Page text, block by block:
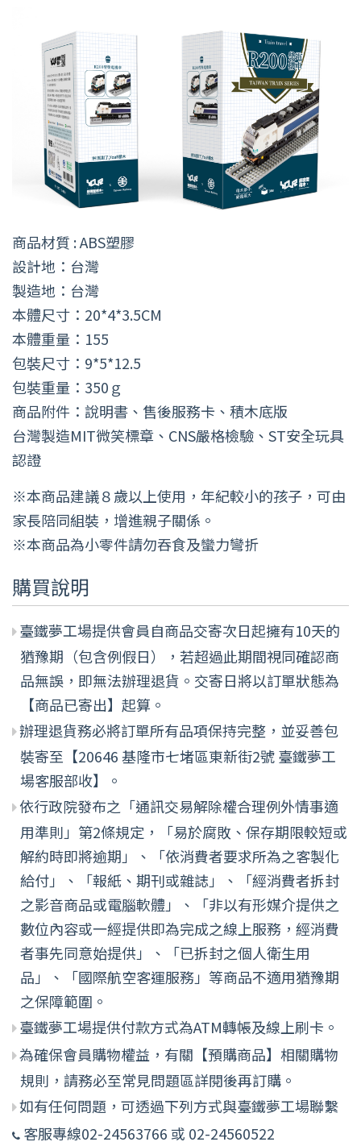
商品材質 : ABS塑膠
設計地：台灣
製造地：台灣
本體尺寸：20*4*3.5CM
本體重量：155
包裝尺寸：9*5*12.5
包裝重量：350ｇ
商品附件：說明書、售後服務卡、積木底版
台灣製造MIT微笑標章、CNS嚴格檢驗、ST安全玩具
認證
※本商品建議８歲以上使用，年紀較小的孩子，可由
家長陪同組裝，增進親子關係。
※本商品為小零件請勿吞食及蠻力彎折
購買說明
臺鐵夢工場提供會員自商品交寄次日起擁有10天的
猶豫期（包含例假日），若超過此期間視同確認商
品無誤，即無法辦理退貨。交寄日將以訂單狀態為
【商品已寄出】起算。
辦理退貨務必將訂單所有品項保持完整，並妥善包
裝寄至【20646 基隆市七堵區東新街2號 臺鐵夢工
場客服部收】。
依行政院發布之「通訊交易解除權合理例外情事適
用準則」第2條規定，「易於腐敗、保存期限較短或
解約時即將逾期」、「依消費者要求所為之客製化
給付」、「報紙、期刊或雜誌」、「經消費者拆封
之影音商品或電腦軟體」、「非以有形媒介提供之
數位內容或一經提供即為完成之線上服務，經消費
者事先同意始提供」、「已拆封之個人衛生用
品」、「國際航空客運服務」等商品不適用猶豫期
之保障範圍。
臺鐵夢工場提供付款方式為ATM轉帳及線上刷卡。
為確保會員購物權益，有關【預購商品】相關購物
規則，請務必至常見問題區詳閱後再訂購。
如有任何問題，可透過下列方式與臺鐵夢工場聯繫
客服專線02-24563766 或 02-24560522